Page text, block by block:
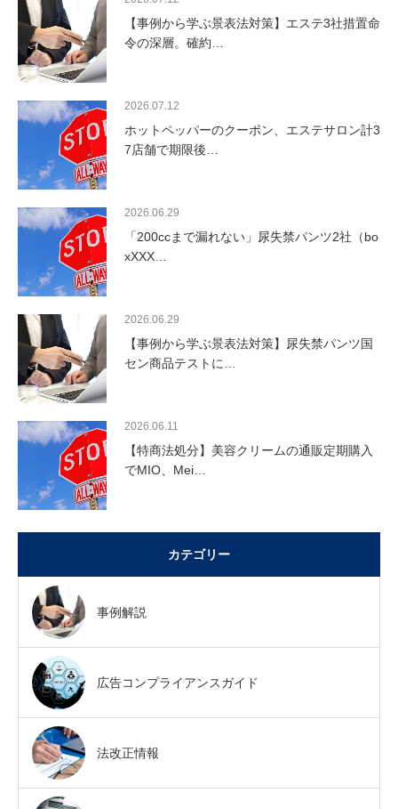
【事例から学ぶ景表法対策】エステ3社措置命
令の深層。確約…
2026.07.12
ホットペッパーのクーポン、エステサロン計3
7店舗で期限後…
2026.06.29
「200ccまで漏れない」尿失禁パンツ2社（bo
xXXX…
2026.06.29
【事例から学ぶ景表法対策】尿失禁パンツ国
セン商品テストに…
2026.06.11
【特商法処分】美容クリームの通販定期購入
でMIO、Mei…
カテゴリー
事例解説
広告コンプライアンスガイド
法改正情報